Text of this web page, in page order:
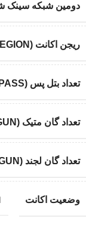
دومین شبکه سینک
ریجن اکانت (ACCOUNT REGION)
تعداد بتل پس (BATTLE PASS)
تعداد گان متیک (METIC GUN)
تعداد گان لجند (LEGENDARY GUN)
وضعیت اکانت